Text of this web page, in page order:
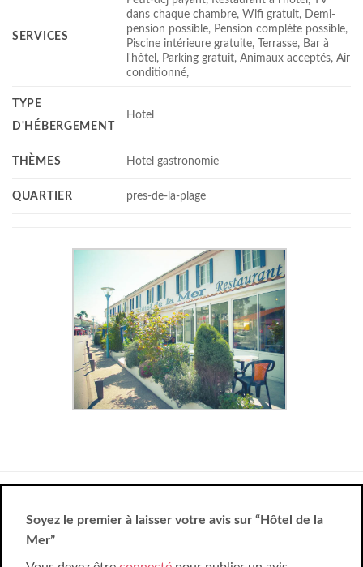
SERVICES
dans chaque chambre, Wifi gratuit, Demi-
pension possible, Pension complète possible,
Piscine intérieure gratuite, Terrasse, Bar à
l'hôtel, Parking gratuit, Animaux acceptés, Air
conditionné,
TYPE
D'HÉBERGEMENT
Hotel
THÈMES Hotel gastronomie
QUARTIER pres-de-la-plage
Soyez le premier à laisser votre avis sur “Hôtel de la
Mer”